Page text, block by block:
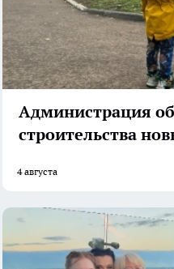
Администрация
строительства
4 августа